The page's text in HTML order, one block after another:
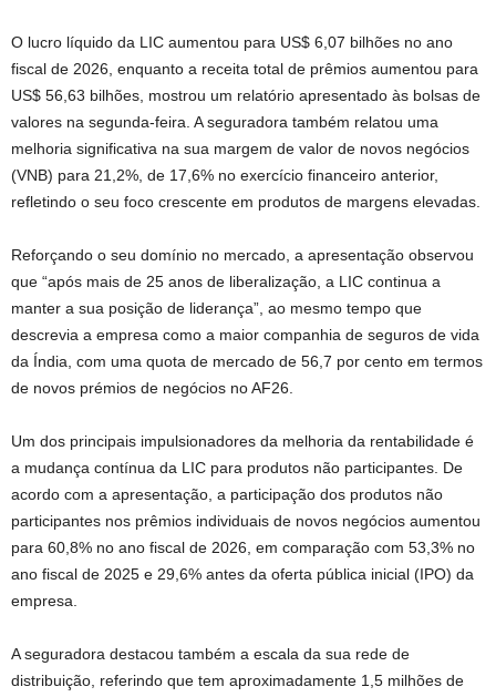
O lucro líquido da LIC aumentou para US$ 6,07 bilhões no ano
fiscal de 2026, enquanto a receita total de prêmios aumentou para
US$ 56,63 bilhões, mostrou um relatório apresentado às bolsas de
valores na segunda-feira. A seguradora também relatou uma
melhoria significativa na sua margem de valor de novos negócios
(VNB) para 21,2%, de 17,6% no exercício financeiro anterior,
refletindo o seu foco crescente em produtos de margens elevadas.
Reforçando o seu domínio no mercado, a apresentação observou
que “após mais de 25 anos de liberalização, a LIC continua a
manter a sua posição de liderança”, ao mesmo tempo que
descrevia a empresa como a maior companhia de seguros de vida
da Índia, com uma quota de mercado de 56,7 por cento em termos
de novos prémios de negócios no AF26.
Um dos principais impulsionadores da melhoria da rentabilidade é
a mudança contínua da LIC para produtos não participantes. De
acordo com a apresentação, a participação dos produtos não
participantes nos prêmios individuais de novos negócios aumentou
para 60,8% no ano fiscal de 2026, em comparação com 53,3% no
ano fiscal de 2025 e 29,6% antes da oferta pública inicial (IPO) da
empresa.
A seguradora destacou também a escala da sua rede de
distribuição, referindo que tem aproximadamente 1,5 milhões de